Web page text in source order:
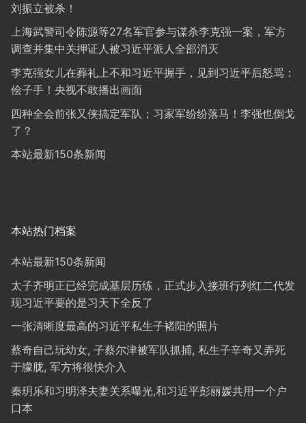
刘振立被杀！
上海武警司令陈源等27名军官参与谋杀李克强一案，军方
调查并集中关押证人被习近平派人全部消灭
李克强女儿在葬礼上不和习近平握手，见到习近平后怒骂：
侩子手！央视不敢播出画面
四种全会前张又侠搞定军队；习家军纷纷落马！李强也倒戈
了？
本站最新150条新闻
本站热门档案
本站最新150条新闻
太子齐明正已经完成基层历练，正式步入接班行列红二代发
现习近平要的是习天下全反了
一张清晰度最高的习近平私生子褚阳的照片
蔡奇自己玩幼女, 子蔡尔津被军队抓捕, 私生子辛奇又弄死
于朦胧, 军方将很快介入
秦玥乐和习明泽夫妻关系曝光,和习近平彭丽媛共用一个户
口本